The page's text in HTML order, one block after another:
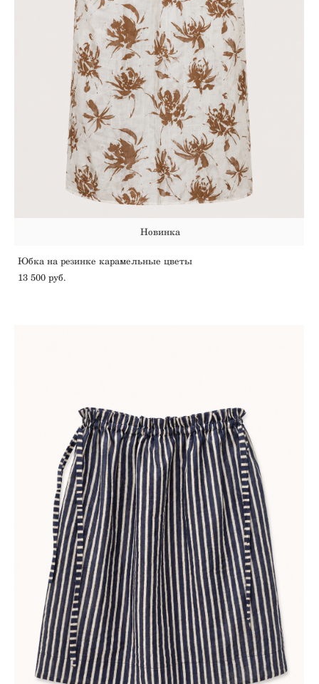
Новинка
Юбка на резинке карамельные цветы
13 500 pуб.